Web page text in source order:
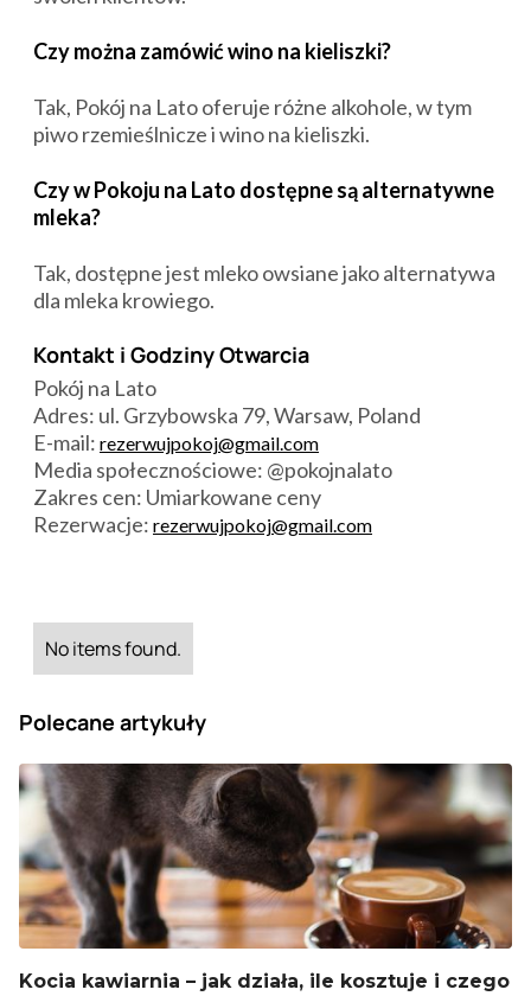
Czy można zamówić wino na kieliszki?
Tak, Pokój na Lato oferuje różne alkohole, w tym
piwo rzemieślnicze i wino na kieliszki.
Czy w Pokoju na Lato dostępne są alternatywne
mleka?
Tak, dostępne jest mleko owsiane jako alternatywa
dla mleka krowiego.
Kontakt i Godziny Otwarcia
Pokój na Lato
Adres: ul. Grzybowska 79, Warsaw, Poland
E-mail: rezerwujpokoj@gmail.com
Media społecznościowe: @pokojnalato
Zakres cen: Umiarkowane ceny
Rezerwacje: rezerwujpokoj@gmail.com
No items found.
Polecane artykuły
Kocia kawiarnia – jak działa, ile kosztuje i czego